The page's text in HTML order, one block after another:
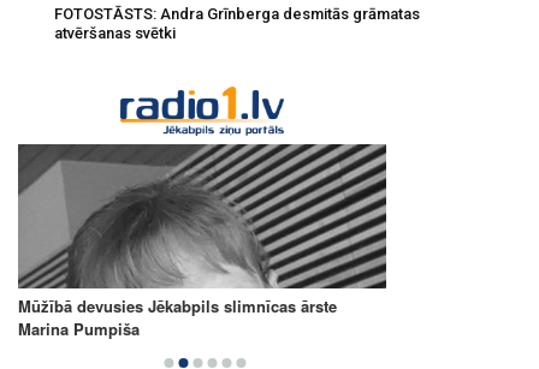
FOTOSTĀSTS: Andra Grīnberga desmitās grāmatas
atvēršanas svētki